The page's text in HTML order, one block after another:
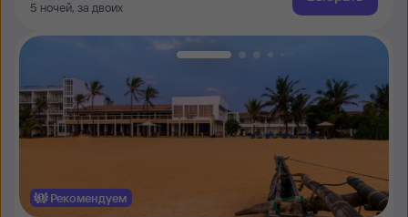
5 ночей, за двоих
Рекомендуем